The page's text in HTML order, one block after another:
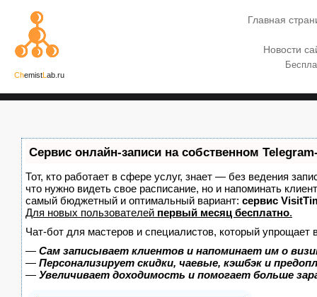
ChemistL ab.ru
Главная
Новости
Сервис онлайн-записи на собственном
Тот, кто работает в сфере услуг, знает — без ведения
что нужно видеть свое расписание, но и напоминать
самый бюджетный и оптимальный вариант: сервис
Для новых пользователей первый месяц бесплатно.
Чат-бот для мастеров и специалистов, который упрощает
— Сам записывает клиентов и напоминает им о
— Персонализирует скидки, чаевые, кэшбэк и
— Увеличивает доходимость и помогает больше